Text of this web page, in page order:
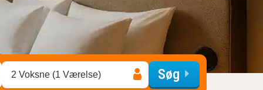
2 Voksne (1 Værelse) Søg